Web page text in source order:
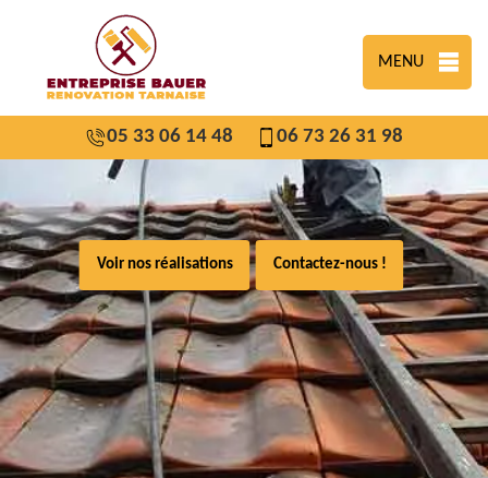
MENU
05 33 06 14 48 06 73 26 31 98
Voir nos réalisations Contactez-nous !